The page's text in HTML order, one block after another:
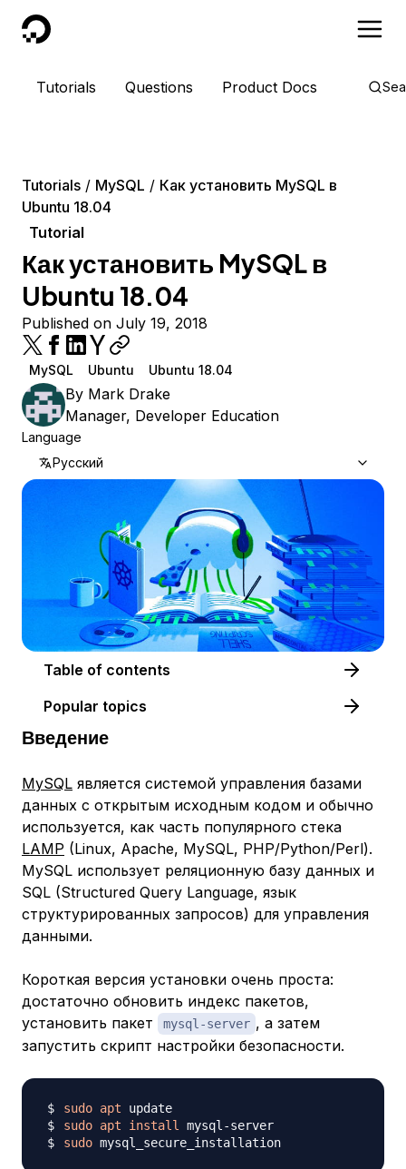
DigitalOcean
Tutorials Questions Product Docs
Tutorials MySQL
Как установить MySQL в
Ubuntu 18.04
Tutorial
Как установить MySQL в
Ubuntu 18.04
Published on July 19, 2018
MySQL Ubuntu Ubuntu 18.04
By Mark Drake
Manager, Developer Education
Language
Русский
Table of contents
Popular topics
Введение
MySQL является системой управления базами
данных с открытым исходным кодом и обычно
используется, как часть популярного стека
LAMP (Linux, Apache, MySQL, PHP/Python/Perl).
MySQL использует реляционную базу данных и
SQL (Structured Query Language, язык
структурированных запросов) для управления
данными.
Короткая версия установки очень проста:
достаточно обновить индекс пакетов,
установить пакет
mysql-server , а затем
запустить скрипт настройки безопасности.
sudo apt
sudo apt install
sudo